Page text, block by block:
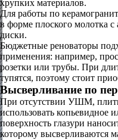
хрупких материалов.
Для работы по
в форме плоского молотка
диски.
Бюджетные реноваторы
применения: например,
розетки или трубы. При
тупятся, поэтому стоит
Высверливание по
При отсутствии УШМ,
использовать копьевидное
поверхность глазури
которому высверливаются